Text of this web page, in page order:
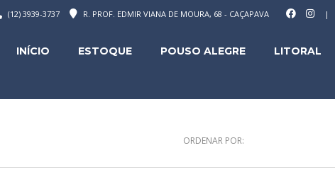
|
R. PROF. EDMIR VIANA DE MOURA, 68 - CAÇAPAVA
(12) 3939-3737
INÍCIO ESTOQUE POUSO ALEGRE LITORAL
ORDENAR POR: